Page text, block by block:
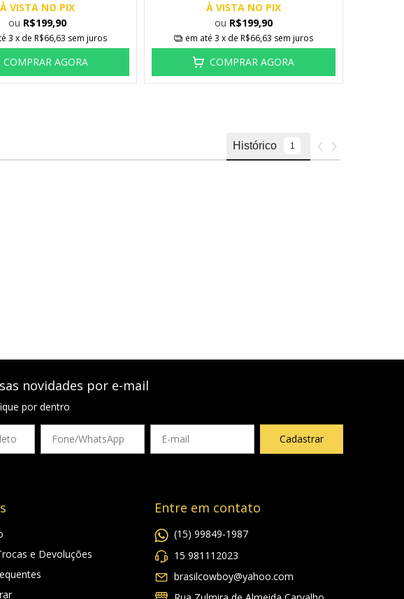
À VISTA NO PIX
ou R$199,90
3 x de R$66,63 sem juros
COMPRAR AGORA
À VISTA NO PIX
ou R$199,90
em até 3 x de R$66,63 sem juros
COMPRAR AGORA
novidades por e-mail
por dentro
e Devoluções
Entre em contato
(15) 99849-1987
15 981112023
brasilcowboy@yahoo.com